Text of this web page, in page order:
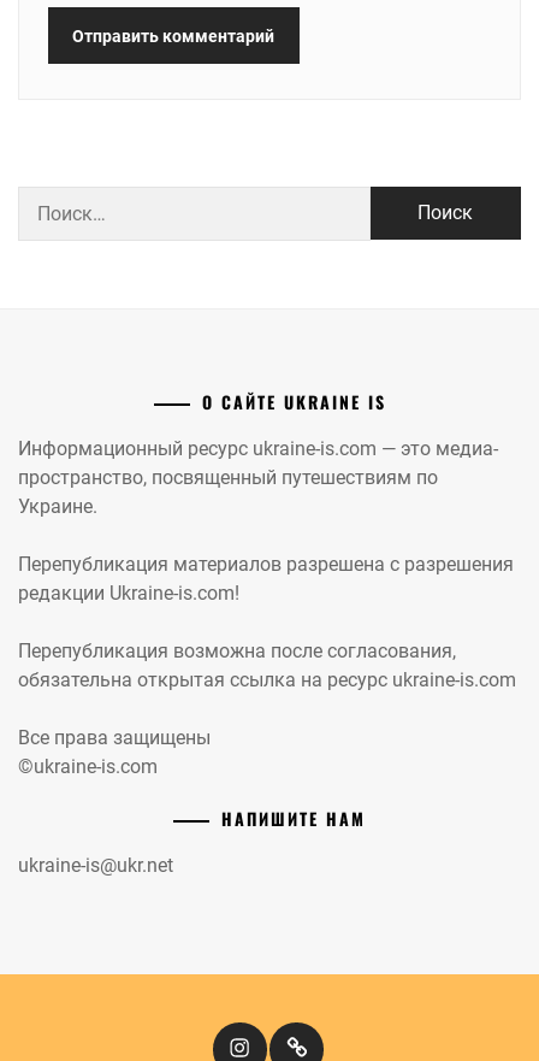
О САЙТЕ UKRAINE IS
Информационный ресурс ukraine-is.com — это медиа-
пространство, посвященный путешествиям по
Украине.
Перепубликация материалов разрешена с разрешения
редакции Ukraine-is.com!
Перепубликация возможна после согласования,
обязательна открытая ссылка на ресурс ukraine-is.com
Все права защищены
©ukraine-is.com
НАПИШИТЕ НАМ
ukraine-is@ukr.net
InstagramКіномандри